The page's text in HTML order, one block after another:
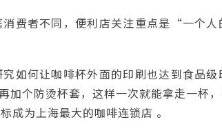
费者不同，便利店关注重点是“一个
如何让咖啡杯外面的印刷也达到食品
加个防烫杯套，这样一次就能拿走一杯
成为上海最大的咖啡连锁店 。